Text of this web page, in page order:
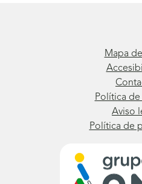
Mapa
Política
Aviso
Política de